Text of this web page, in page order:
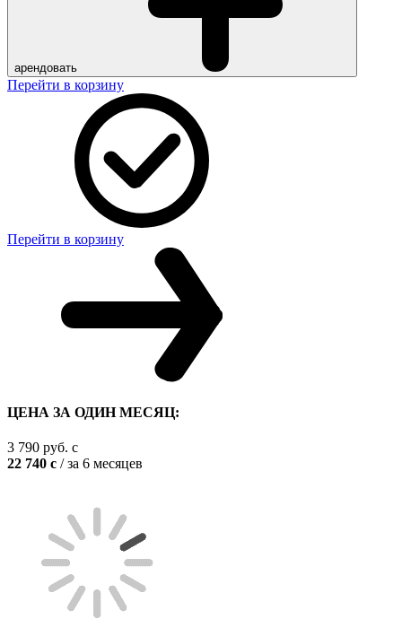
арендовать
Перейти в корзину
Перейти в корзину
ЦЕНА ЗА ОДИН МЕСЯЦ:
3 790 руб. c
22 740 c / за 6 месяцев